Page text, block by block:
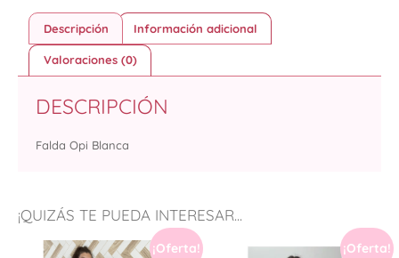
¡QUIZÁS TE PUEDA INTERESAR...
¡Oferta! ¡Oferta!
Descripción Información adicional
Valoraciones (0)
DESCRIPCIÓN
Falda Opi Blanca